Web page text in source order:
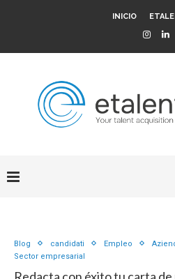
INICIO
Blog candidati Empleo
Sector empresarial